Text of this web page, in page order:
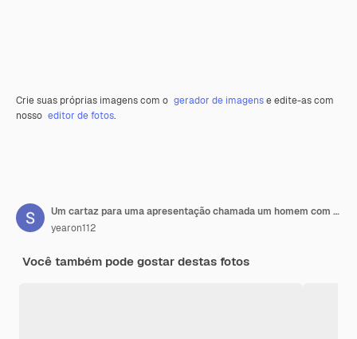
Crie suas próprias imagens com o gerador de imagense edite-as com
nosso editor de fotos.
Um cartaz para uma apresentação chamada um homem com um microfone nele
yearon112
Você também pode gostar destas fotos